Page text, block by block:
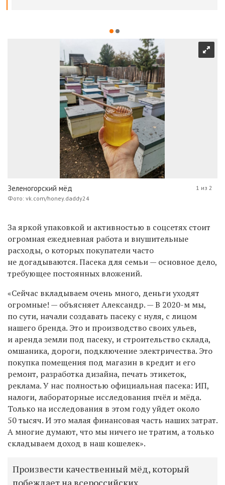
Зеленогорский мёд
Фото: vk.com/honey.daddy24
1 из 2
За яркой упаковкой и активностью в соцсетях стоит
огромная ежедневная работа и внушительные
расходы, о которых покупатели часто
не догадываются. Пасека для семьи — основное дело,
требующее постоянных вложений.
«Сейчас вкладываем очень много, деньги уходят
огромные! — объясняет Александр. — В 2020-м мы,
по сути, начали создавать пасеку с нуля, с лицом
нашего бренда. Это и производство своих ульев,
и аренда земли под пасеку, и строительство склада,
омшаника, дороги, подключение электричества. Это
покупка помещения под магазин в кредит и его
ремонт, разработка дизайна, печать этикеток,
реклама. У нас полностью официальная пасека: ИП,
налоги, лабораторные исследования пчёл и мёда.
Только на исследования в этом году уйдет около
50 тысяч. И это малая финансовая часть наших затрат.
А многие думают, что мы ничего не тратим, а только
складываем доход в наш кошелек».
Произвести качественный мёд, который